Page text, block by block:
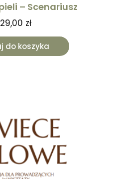
– Scenariusz
zł
do koszyka